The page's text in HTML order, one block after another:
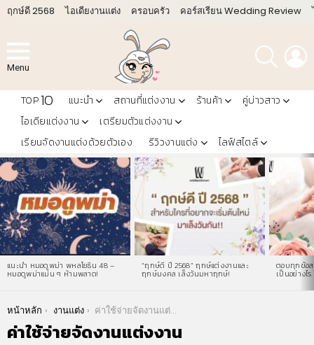
ฤกษ์ดี 2568 ไอเดียงานแต่ง ครอบครัว คอร์สเรียน Wedding Review
Menu
ค้นหา
TOP10 แนะนำ สถานที่แต่งงาน ร้านค้า
คู่บ่าวสาว
ไอเดียแต่งงาน
เตรียมตัวแต่งงาน
เรียนจัดงานแต่งด้วยตัวเอง
รีวิวงานแต่ง ไลฟ์สไตล์
LATEST
STORIES
แนะนำ หมอดูพม่า พหลโยธิน 48 –
หมอดูพม่าแม่น ๆ ห้ามพลาด!
“ฤกษ์ดี ปี 2568” ฤกษ์แต่งงานและ
ฤกษ์มงคล เล็งวันมหาฤกษ์!
ตอบทุกข้อส
เป็นอย่างไร
You are here:
หน้าหลัก งานแต่ง ค่าใช้จ่ายจัดงานแต่งงาน
ค่าใช้จ่ายจัดงานแต่งงาน